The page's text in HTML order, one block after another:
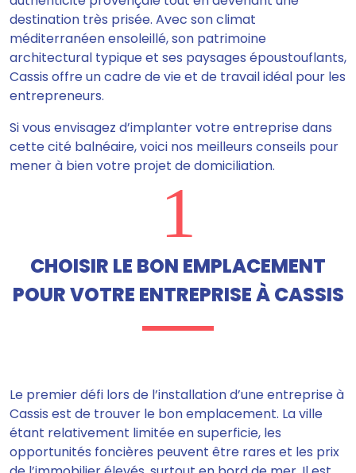
destination très prisée. Avec son climat
méditerranéen ensoleillé, son patrimoine
architectural typique et ses paysages époustouflants,
Cassis offre un cadre de vie et de travail idéal pour les
entrepreneurs.
Si vous envisagez d’implanter votre entreprise dans
cette cité balnéaire, voici nos meilleurs conseils pour
mener à bien votre projet de domiciliation.
1
CHOISIR LE BON EMPLACEMENT
POUR VOTRE ENTREPRISE À CASSIS
Le premier défi lors de l’installation d’une entreprise à
Cassis est de trouver le bon emplacement. La ville
étant relativement limitée en superficie, les
opportunités foncières peuvent être rares et les prix